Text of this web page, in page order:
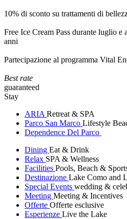
10% di sconto su trattamenti di
Free Ice Cream Pass durante luglio
anni
Partecipazione al programma Vital
Best rate
guaranteed
Stay
ARIA Retreat & SPA
Parco San Marco Lifestyle
Dependence Del Parco
Dining Eat & Drink
Relax SPA & Wellness
Facilities Pools, Beach &
Destinazione Lake Como and
Special Events wedding &
Meeting Meeting & Incentives
Offerte Offerte esclusive
Esperienze Live the Lake